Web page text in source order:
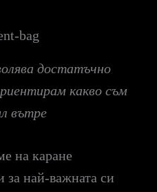
достатъчно
какво съм
вътре
на каране
за най-важната си